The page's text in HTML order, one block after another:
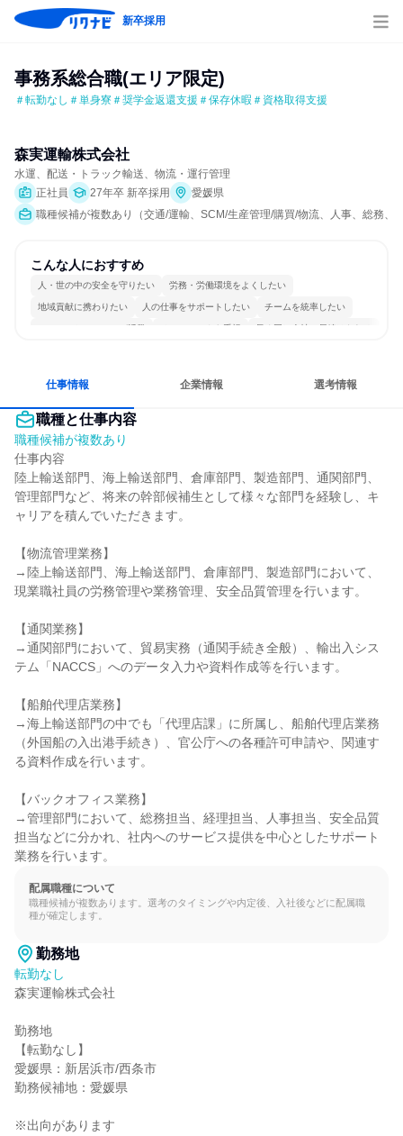
新卒採用
事務系総合職(エリア限定)
＃転勤なし＃単身寮＃奨学金返還支援＃保存休暇＃資格取得支援
森実運輸株式会社
水運、配送・トラック輸送、物流・運行管理
正社員
27年卒 新卒採用
愛媛県
職種候補が複数あり（交通/運輸、SCM/生産管理/購買/物流、人事、総務
こんな人におすすめ
人・世の中の安全を守りたい 労務・労働環境をよくしたい
地域貢献に携わりたい 人の仕事をサポートしたい チームを統率したい
コミュニケーションが活発 チームワークを重視 長く同じ会社に居続けられる
仕事情報 企業情報 選考情報
職種と仕事内容
職種候補が複数あり
仕事内容
陸上輸送部門、海上輸送部門、倉庫部門、製造部門、通関部門、
管理部門など、将来の幹部候補生として様々な部門を経験し、キ
ャリアを積んでいただきます。
【物流管理業務】
→陸上輸送部門、海上輸送部門、倉庫部門、製造部門において、
現業職社員の労務管理や業務管理、安全品質管理を行います。
【通関業務】
→通関部門において、貿易実務（通関手続き全般）、輸出入シス
テム「NACCS」へのデータ入力や資料作成等を行います。
【船舶代理店業務】
→海上輸送部門の中でも「代理店課」に所属し、船舶代理店業務
（外国船の入出港手続き）、官公庁への各種許可申請や、関連す
る資料作成を行います。
【バックオフィス業務】
→管理部門において、総務担当、経理担当、人事担当、安全品質
担当などに分かれ、社内へのサービス提供を中心としたサポート
業務を行います。
配属職種について
職種候補が複数あります。選考のタイミングや内定後、入社後などに配属職
種が確定します。
勤務地
転勤なし
森実運輸株式会社
勤務地
【転勤なし】
愛媛県：新居浜市/西条市
勤務候補地：愛媛県
※出向があります